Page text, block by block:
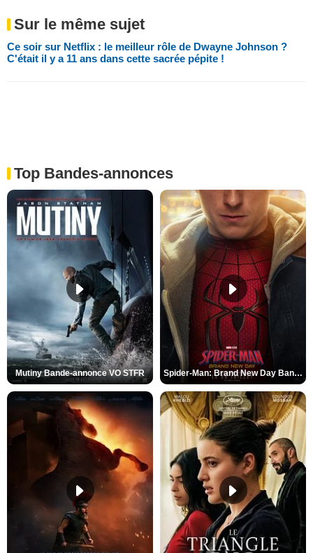
Sur le même sujet
Ce soir sur Netflix : le meilleur rôle de Dwayne Johnson ?
C'était il y a 11 ans dans cette sacrée pépite !
Top Bandes-annonces
Mutiny Bande-annonce VO STFR Spider-Man: Brand New Day Bande-annonce VO STFR